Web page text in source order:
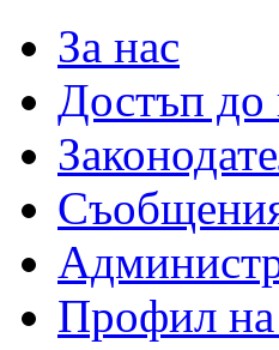
За нас
Достъп
Профил на